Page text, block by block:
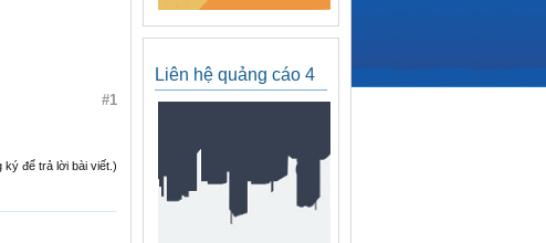
#1
ký để trả lời bài viết.)
Liên hệ quảng cáo 4